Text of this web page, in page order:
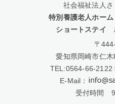
社会福祉法人
特別養護老人ホー
ショートステイ
〒
愛知県岡崎市仁木
TEL:0564-66-2122
E-Mail：
受付時間